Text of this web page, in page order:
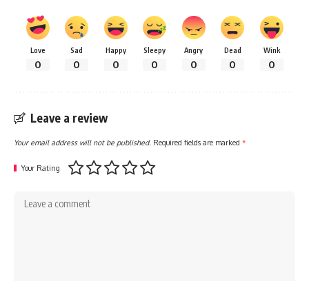
Love
0
Sad
0
Happy
0
Sleepy
0
Angry
0
Dead
0
Wink
0
Leave a review
Your email address will not be published. Required fields are marked *
Your Rating